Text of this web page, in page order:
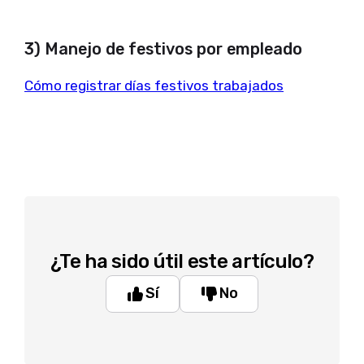
3) Manejo de festivos por empleado
Cómo registrar días festivos trabajados
¿Te ha sido útil este artículo?
Sí No